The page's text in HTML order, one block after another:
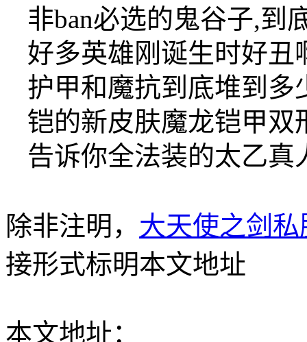
非ban必选的鬼谷子,到
好多英雄刚诞生时好丑
护甲和魔抗到底堆到多
铠的新皮肤魔龙铠甲双
告诉你全法装的太乙真
除非注明， 大天使之剑私
接形式标明本文地址
本文地址：